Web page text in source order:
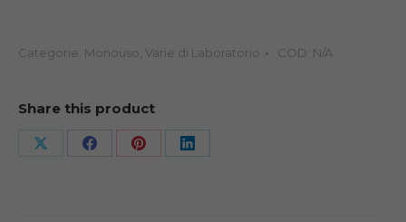
quantità
Categorie: Monouso Varie di Laboratorio COD: N/A
Share this product
Share
Share Share Share